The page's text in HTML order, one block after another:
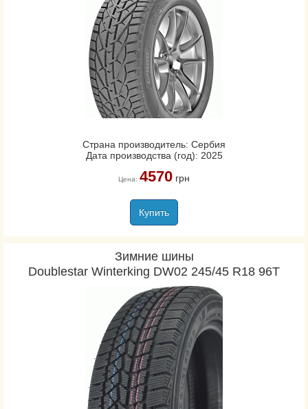
Страна производитель: Сербия
Дата производства (год): 2025
Цена: 4570грн
Купить
Зимние шины
Doublestar Winterking DW02 245/45 R18 96T